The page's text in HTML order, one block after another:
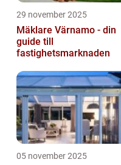
29 november 2025
Mäklare Värnamo - din
guide till
fastighetsmarknaden
05 november 2025